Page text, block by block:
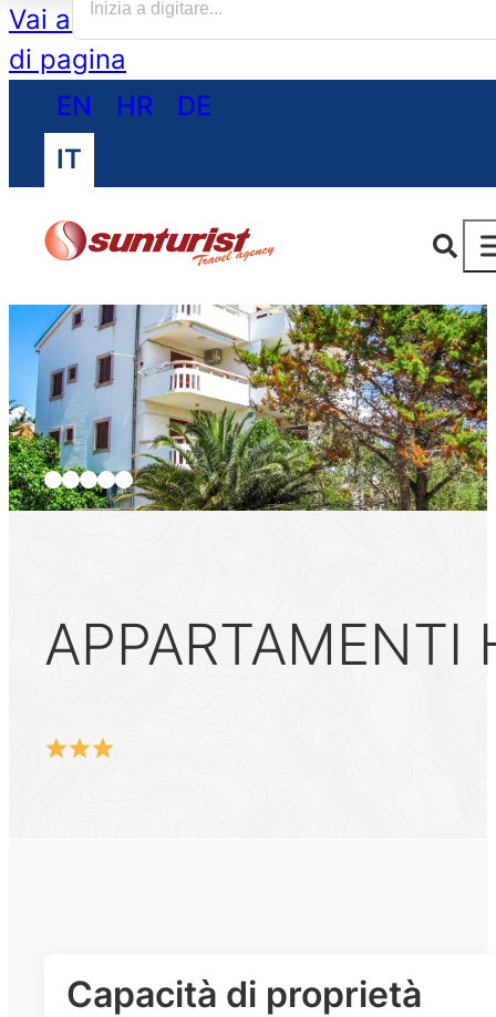
Vai al contenuto principale
di pagina
EN
HR
DE
IT
APPARTAMENTI
Capacità di proprietà